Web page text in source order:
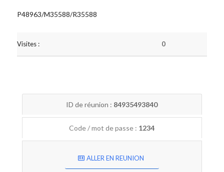
P48963/M35588/R35588
Visites : 0
ID de réunion : 84935493840
Code / mot de passe : 1234
ALLER EN REUNION